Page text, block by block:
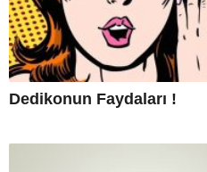
Dedikonun Faydaları !